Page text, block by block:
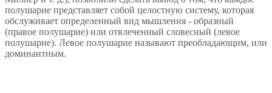
полушарие представляет собой целостную систему, которая
обслуживает определенный вид мышления - образный
(правое полушарие) или отвлеченный словесный (левое
полушарие). Левое полушарие называют преобладающим, или
доминантным.